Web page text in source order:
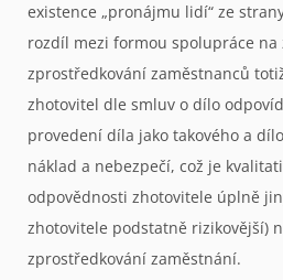
existence „pronájmu lidí“ ze
rozdíl mezi formou spolupráce na
zprostředkování zaměstnanců
zhotovitel dle smluv o dílo
provedení díla jako takového a
náklad a nebezpečí, což je
odpovědnosti zhotovitele úplně
zhotovitele podstatně rizikovější)
zprostředkování zaměstnání.